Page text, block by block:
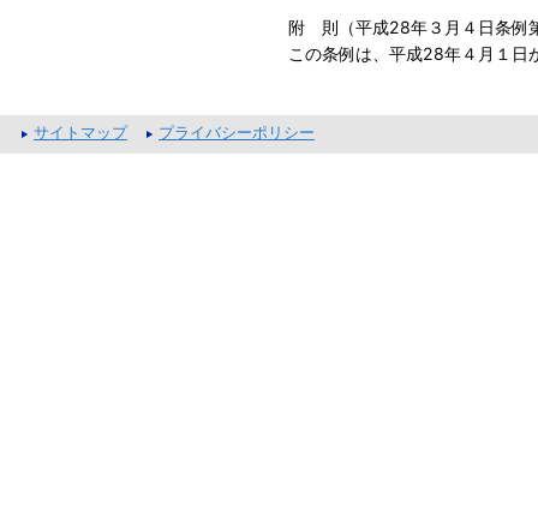
附 則（平成28年３月４日条例
この条例は、平成28年４月１日
サイトマップ プライバシーポリシー